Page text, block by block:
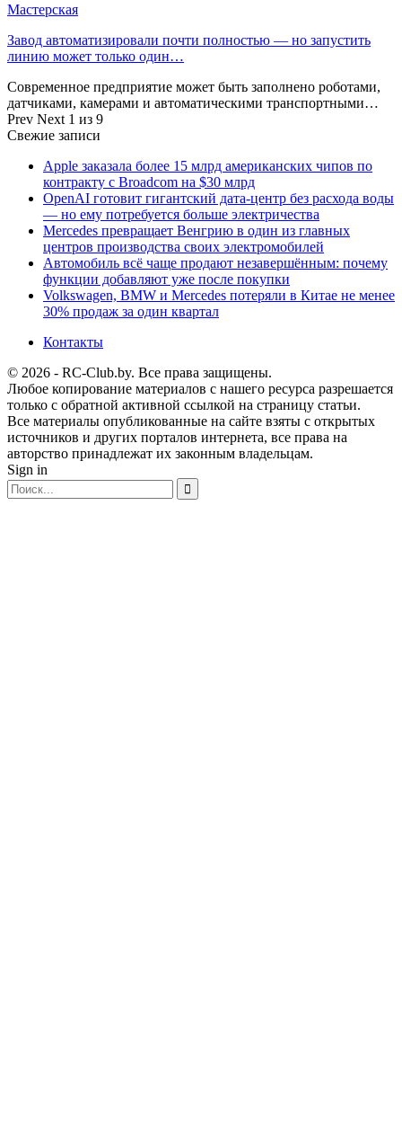
Мастерская
Завод автоматизировали почти полностью — но запустить
линию может только один…
Современное предприятие может быть заполнено роботами,
датчиками, камерами и автоматическими транспортными…
Prev Next 1 из 9
Свежие записи
Apple заказала более 15 млрд американских чипов по
контракту с Broadcom на $30 млрд
OpenAI готовит гигантский дата-центр без расхода воды
— но ему потребуется больше электричества
Mercedes превращает Венгрию в один из главных
центров производства своих электромобилей
Автомобиль всё чаще продают незавершённым: почему
функции добавляют уже после покупки
Volkswagen, BMW и Mercedes потеряли в Китае не менее
30% продаж за один квартал
Контакты
© 2026 - RC-Club.by. Все права защищены.
Любое копирование материалов с нашего ресурса разрешается
только с обратной активной ссылкой на страницу статьи.
Все материалы опубликованные на сайте взяты с открытых
источников и других порталов интернета, все права на
авторство принадлежат их законным владельцам.
Sign in